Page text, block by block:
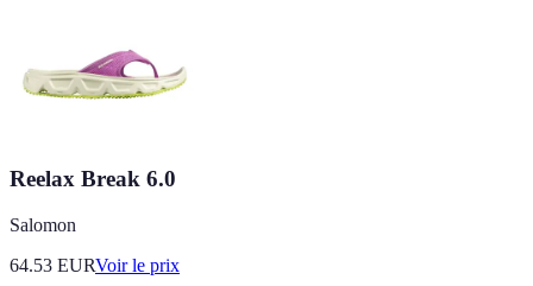
Reelax Break 6.0
Salomon
64.53 EURVoir le prix